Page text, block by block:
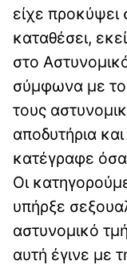
είχε προκύψει
καταθέσει,
στο
σύμφωνα με
τους
αποδυτήρια
κατέγραφε
Οι
υπήρξε
αστυνομικό
αυτή έγινε με